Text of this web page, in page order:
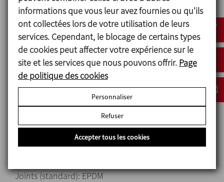
mixer.
Connexions standard: Clamp ISO-2852.
Montage transmission par poulies et courroies.
Drainage clamp.
Moteurs IEC B3, IP 55, isolement classe F, 3000 rpm.
Matériels
Pièces en contact avec le produit: AISI 316L
D'autres pièces en inoxydable: AISI 304
Garniture mécanique (standard):C / SiC (carbure de
Joints (standard): EPDM
informations que vous leur avez fournies ou qu'ils
ont collectées lors de votre utilisation de leurs
services. Cependant, le blocage de certains types
de cookies peut affecter votre expérience sur le
site et les services que nous pouvons offrir. Page
de politique des cookies
Personnaliser
Refuser
Accepter tous les cookies